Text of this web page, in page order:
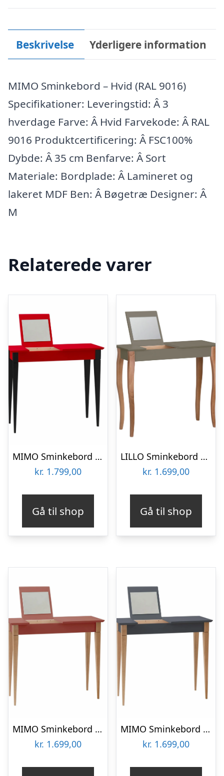
Beskrivelse Yderligere information
MIMO Sminkebord – Hvid (RAL 9016)
Specifikationer: Leveringstid: Â 3
hverdage Farve: Â Hvid Farvekode: Â RAL
9016 Produktcertificering: Â FSC100%
Dybde: Â 35 cm Benfarve: Â Sort
Materiale: Bordplade: Â Lamineret og
lakeret MDF Ben: Â Bøgetræ Designer: Â
M
Relaterede varer
MIMO Sminkebord med spejl 105x35cm sorte ben / rød
kr. 1.799,00
Gå til shop
LILLO Sminkebord med spejl 85x35cm Brun
kr. 1.699,00
Gå til shop
MIMO Sminkebord med spejl 85x35cm Antik pink
kr. 1.699,00
MIMO Sminkebord med spejl – 65x35cm Grafit
kr. 1.699,00